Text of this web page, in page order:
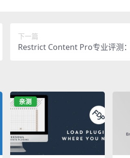
下一篇
Restrict Content Pro专业评测
亲测